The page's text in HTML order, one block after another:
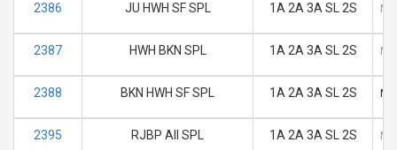
2386 JU HWH SF SPL 1A 2A 3A SL 2S M
2387 HWH BKN SPL 1A 2A 3A SL 2S M
2388 BKN HWH SF SPL 1A 2A 3A SL 2S M
2395 RJBP AII SPL 1A 2A 3A SL 2S M